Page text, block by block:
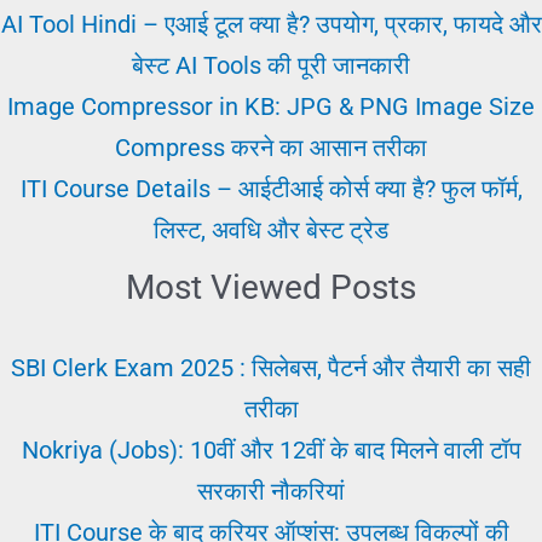
में
पाने
तारिका
AI Tool Hindi – एआई टूल क्या है? उपयोग, प्रकार, फायदे और
बेस्ट AI Tools की पूरी जानकारी
Image Compressor in KB: JPG & PNG Image Size
Compress करने का आसान तरीका
ITI Course Details – आईटीआई कोर्स क्या है? फुल फॉर्म,
लिस्ट, अवधि और बेस्ट ट्रेड
Most Viewed Posts
SBI Clerk Exam 2025 : सिलेबस, पैटर्न और तैयारी का सही
तरीका
Nokriya (Jobs): 10वीं और 12वीं के बाद मिलने वाली टॉप
सरकारी नौकरियां
ITI Course के बाद करियर ऑप्शंस: उपलब्ध विकल्पों की